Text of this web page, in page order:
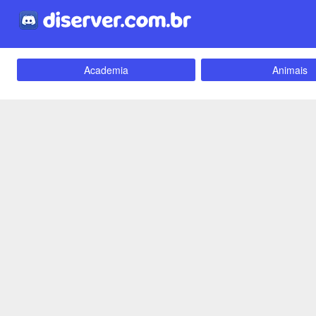
Academia Animais